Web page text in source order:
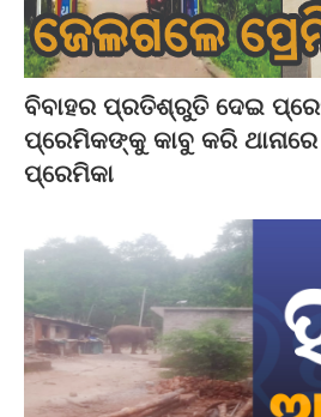
ବିବାହର ପ୍ରତିଶ୍ରୁତି ଦେଇ
ପ୍ରେମିକଙ୍କୁ କାବୁ କରି
ପ୍ରେମିକା